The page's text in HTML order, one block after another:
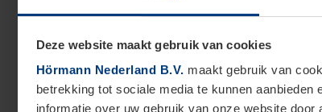
Deze website maakt gebruik van cookies
Hörmann Nederland B.V. maakt gebruik van
betrekking tot sociale media te kunnen
informatie over uw gebruik van onze website
Reiskostenvergoeding vanaf 10 km